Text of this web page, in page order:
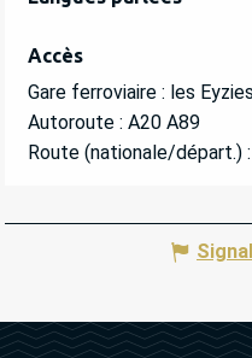
Accès
Accès
Gare ferroviaire : les Eyzies
Autoroute : A20 A89
Route (nationale/départ.)